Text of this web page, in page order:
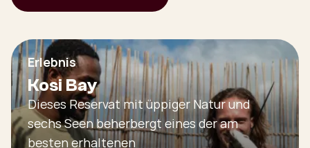
Erlebnis
Kosi Bay
Dieses Reservat mit üppiger Natur und
sechs Seen beherbergt eines der am
besten erhaltenen